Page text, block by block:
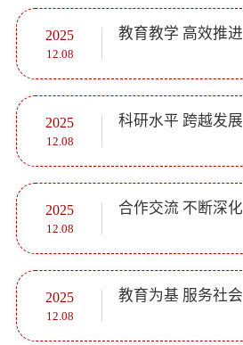
2025
12.08
教育教学 高效推进
2025
12.08
科研水平 跨越发展
2025
12.08
合作交流 不断深化
2025
12.08
教育为基 服务社会